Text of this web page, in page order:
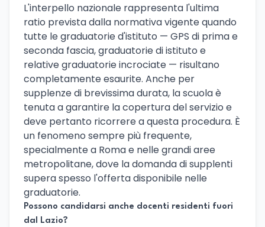
L'interpello nazionale rappresenta l'ultima
ratio prevista dalla normativa vigente quando
tutte le graduatorie d'istituto — GPS di prima e
seconda fascia, graduatorie di istituto e
relative graduatorie incrociate — risultano
completamente esaurite. Anche per
supplenze di brevissima durata, la scuola è
tenuta a garantire la copertura del servizio e
deve pertanto ricorrere a questa procedura. È
un fenomeno sempre più frequente,
specialmente a Roma e nelle grandi aree
metropolitane, dove la domanda di supplenti
supera spesso l'offerta disponibile nelle
graduatorie.
Possono candidarsi anche docenti residenti fuori
dal Lazio?